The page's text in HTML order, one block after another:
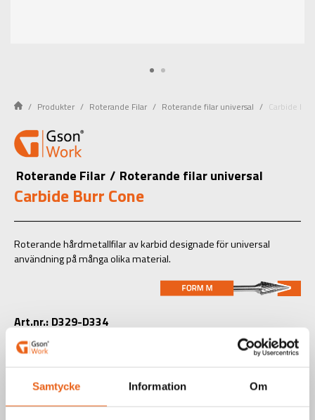
Samtycke Information Om
Produkter Roterande Filar Roterande filar universal Carbide
Roterande Filar / Roterande filar universal
Carbide Burr Cone
Roterande hårdmetallfilar av karbid designade för universal
användning på många olika material.
Art.nr.: D329-D334
Välj produkt